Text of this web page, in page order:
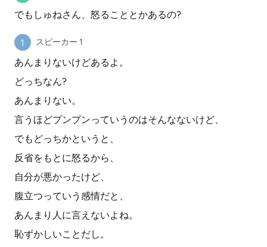
でもしゅねさん、怒ることとかあるの?
スピーカー 1
あんまりないけどあるよ。
どっちなん?
あんまりない。
言うほどプンプンっていうのはそんなないけど、
でもどっちかというと、
反省をもとに怒るから、
自分が悪かったけど、
腹立つっていう感情だと、
あんまり人に言えないよね。
恥ずかしいことだし。